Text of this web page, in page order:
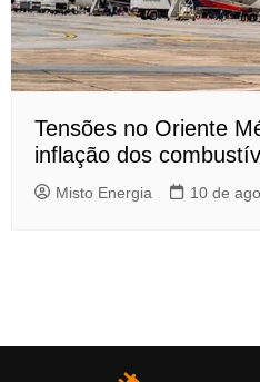
Tensões no Oriente
inflação dos
Misto Energia 10 de